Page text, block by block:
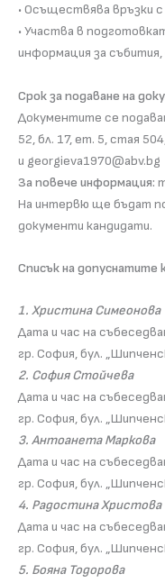
• Осъществява връзки
• Участва в
информация за
Срок за подаване на
Документите се
52, бл. 17, ет. 5, стая
и georgieva1970@abv.bg
За повече информация:
На интервю ще бъдат
документи кандидати.
Списък на допуснатите
1. Христина Симеонова
Дата и час на
гр. София, бул.
2. София Стойчева
Дата и час на
гр. София, бул.
3. Антоанета Маркова
Дата и час на
гр. София, бул.
4. Радостина Христова
Дата и час на
гр. София, бул.
5. Бояна Тодорова